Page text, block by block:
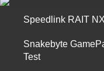
Speedlink RAIT
Snakebyte
Test